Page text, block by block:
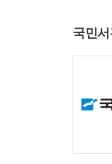
국민